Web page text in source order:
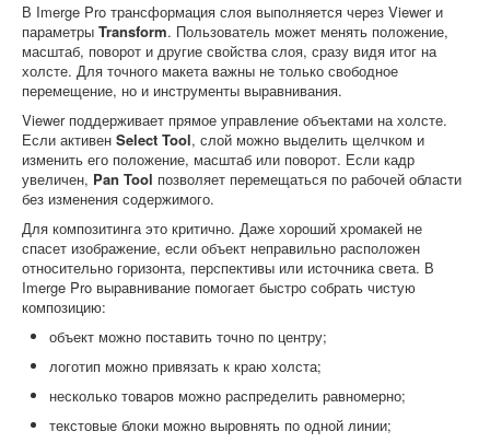
В Imerge Pro трансформация слоя выполняется через Viewer и
параметры Transform. Пользователь может менять положение,
масштаб, поворот и другие свойства слоя, сразу видя итог на
холсте. Для точного макета важны не только свободное
перемещение, но и инструменты выравнивания.
Viewer поддерживает прямое управление объектами на холсте.
Если активен Select Tool, слой можно выделить щелчком и
изменить его положение, масштаб или поворот. Если кадр
увеличен, Pan Tool позволяет перемещаться по рабочей области
без изменения содержимого.
Для композитинга это критично. Даже хороший хромакей не
спасет изображение, если объект неправильно расположен
относительно горизонта, перспективы или источника света. В
Imerge Pro выравнивание помогает быстро собрать чистую
композицию:
объект можно поставить точно по центру;
логотип можно привязать к краю холста;
несколько товаров можно распределить равномерно;
текстовые блоки можно выровнять по одной линии;